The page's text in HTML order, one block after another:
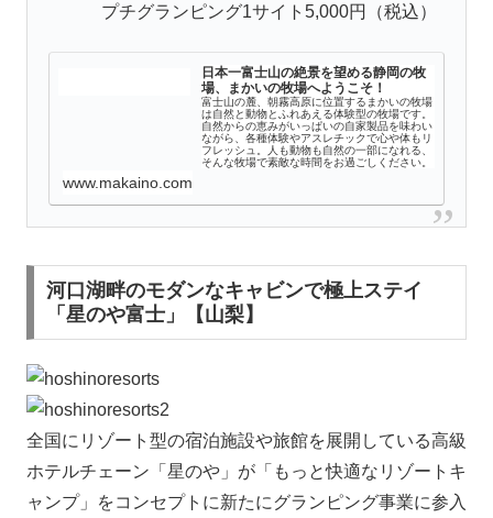
プチグランピング1サイト5,000円（税込）
日本一富士山の絶景を望める静岡の牧
場、まかいの牧場へようこそ！
富士山の麓、朝霧高原に位置するまかいの牧場
は自然と動物とふれあえる体験型の牧場です。
自然からの恵みがいっぱいの自家製品を味わい
ながら、各種体験やアスレチックで心や体もリ
フレッシュ。人も動物も自然の一部になれる、
そんな牧場で素敵な時間をお過ごしください。
www.makaino.com
河口湖畔のモダンなキャビンで極上ステイ
「星のや富士」【山梨】
全国にリゾート型の宿泊施設や旅館を展開している高級
ホテルチェーン「星のや」が「もっと快適なリゾートキ
ャンプ」をコンセプトに新たにグランピング事業に参入